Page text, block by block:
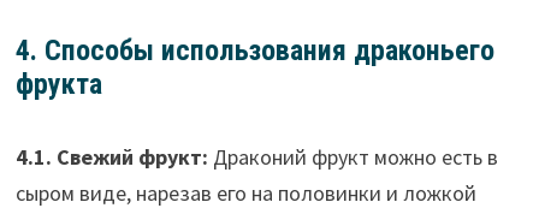
4. Способы использования драконьего
фрукта
4.1. Свежий фрукт: Драконий фрукт можно есть в
сыром виде, нарезав его на половинки и ложкой